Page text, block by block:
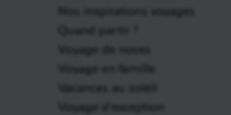
Nos inspirations voyages
Quand partir ?
Voyage de noces
Voyage en famille
Vacances au soleil
Voyage d'exception